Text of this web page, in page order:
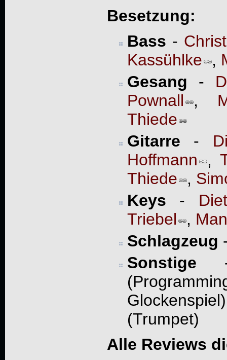
Besetzung:
Bass -
Kassühlke ,
Gesang -
Pownall ,
Thiede
Gitarre -
Hoffmann ,
Thiede ,
Keys -
Triebel ,
Schlagzeug
Sonstige -
(Trumpet)
Alle Reviews